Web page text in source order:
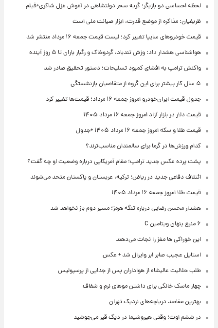
لحظه احساسی دو بازیگر؛ گریه سحر دولتشاهی در آغوش غزل شاکری+فیلم
ظریفیان: مذاکره از موضع قدرت، ابزار صیانت ملی است
قیمت خودروهای سایپا تغییر کرد؛ لیست قیمت جمعه ۱۶ مرداد منتشر شد
هواشناسی هشدار داد: وزش تندباد، گردوخاک و رگبار باران تا ۵ روز آینده
واکنش ترامپ به افشای کمبود تسلیحات؛ دستور تحقیق صادر شد
۵ سال کار بیشتر برای این گروه از متقاضیان بازنشستگی
جدول قیمت ایران‌خودرو امروز جمعه ۱۶ مرداد؛ قیمت‌ها تغییر کرد
قیمت دلار در بازار آزاد امروز جمعه ۱۶ مرداد ۱۴۰۵
قیمت طلا و سکه امروز جمعه ۱۶ مرداد ۱۴۰۵ +جدول
کدام ورزش‌ها در گرما برای سالمندان مناسب‌ترند؟
پشت پرده عکس جدید ترامپ؛ مقام آمریکایی درباره وضعیت او چه گفت؟
ائتلاف دفاعی جدید در ریاض؛ ترکیه، عربستان و پاکستان متحد می‌شوند
قیمت طلا امروز جمعه ۱۶ مرداد ۱۴۰۵
هشدار محسن رضایی درباره تنگه هرمز؛ مسیر دوم باز نخواهد شد
۶ منبع پنهان ویتامین C
این خوراکی ها مغز را نجات می‌دهند
استایل عجیب صابر ابر وایرال شد + عکس
طلب حلالیت عالیشاه از هواداران پس از جدایی از پرسپولیس
چهار ماسک خانگی برای داشتن موهای نرم و شفاف
بهترین مقاصد دریاچه‌های نزدیک تهران
در ششم اوت؛ وقتی هیروشیما در دیگ قیر می‌جوشید